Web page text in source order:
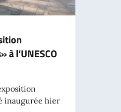
l’UNESCO
inaugurée hier